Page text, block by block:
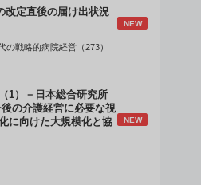
改定直後の届け出状況
NEW
の戦略的病院経営（273）
1）－日本総合研究所
の介護経営に必要な視
に向けた大規模化と協
NEW